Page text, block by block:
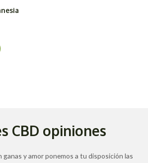
CBD opiniones
ganas y amor ponemos a tu disposición las